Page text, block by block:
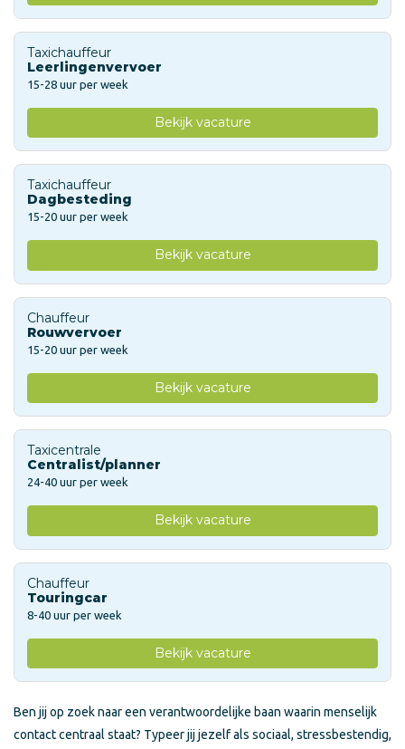
Taxichauffeur
Leerlingenvervoer
15-28 uur per week
Bekijk vacature
Taxichauffeur
Dagbesteding
15-20 uur per week
Bekijk vacature
Chauffeur
Rouwvervoer
15-20 uur per week
Bekijk vacature
Taxicentrale
Centralist/planner
24-40 uur per week
Bekijk vacature
Chauffeur
Touringcar
8-40 uur per week
Bekijk vacature
Ben jij op zoek naar een verantwoordelijke baan waarin menselijk
contact centraal staat? Typeer jij jezelf als sociaal, stressbestendig,